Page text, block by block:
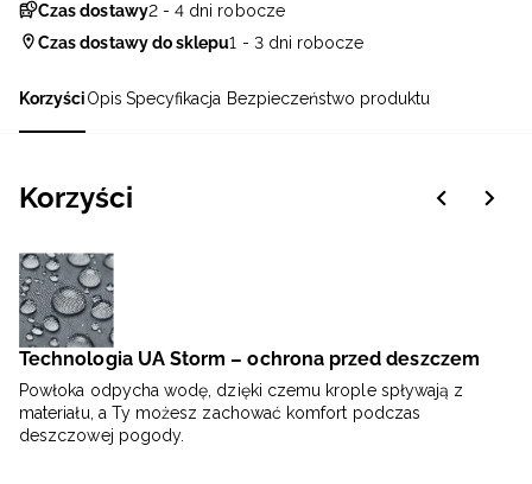
KorzyściOpis Specyfikacja Bezpieczeństwo produktu
Korzyści
Technologia UA Storm – ochrona przed deszczem
Powłoka odpycha wodę, dzięki czemu krople spływają z
materiału, a Ty możesz zachować komfort podczas
deszczowej pogody.
Czas dostawy2 - 4 dni robocze
Czas dostawy do sklepu1 - 3 dni robocze